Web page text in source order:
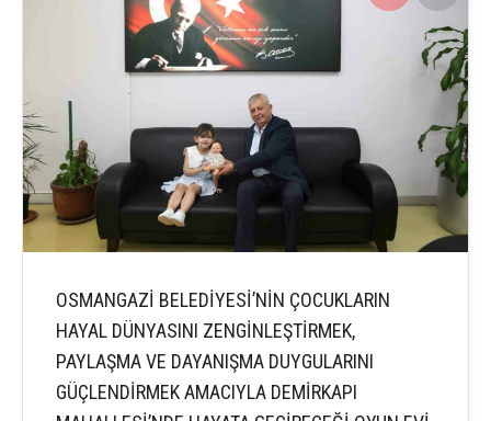
OSMANGAZİ BELEDİYESİ’NİN ÇOCUKLARIN
HAYAL DÜNYASINI ZENGİNLEŞTİRMEK,
PAYLAŞMA VE DAYANIŞMA DUYGULARINI
GÜÇLENDİRMEK AMACIYLA DEMİRKAPI